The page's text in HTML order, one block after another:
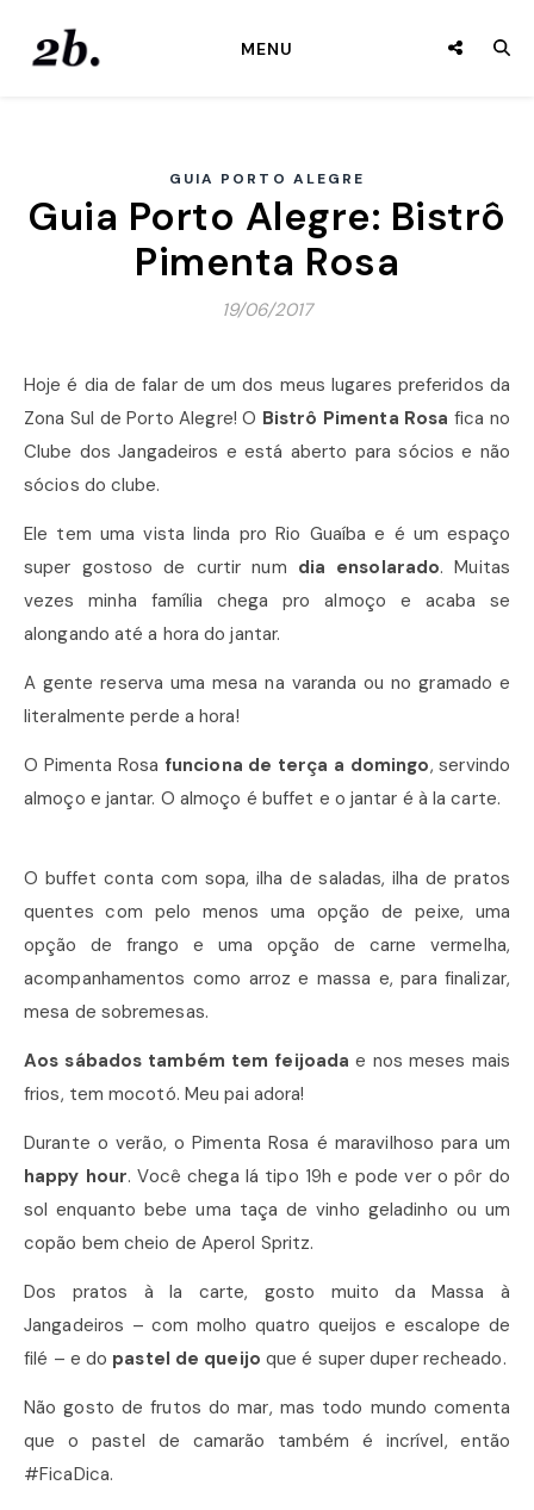
MENU
GUIA PORTO ALEGRE
Guia Porto Alegre: Bistrô
Pimenta Rosa
19/06/2017
Hoje é dia de falar de um dos meus lugares preferidos da
Zona Sul de Porto Alegre! O Bistrô Pimenta Rosa fica no
Clube dos Jangadeiros e está aberto para sócios e não
sócios do clube.
Ele tem uma vista linda pro Rio Guaíba e é um espaço
super gostoso de curtir num dia ensolarado. Muitas
vezes minha família chega pro almoço e acaba se
alongando até a hora do jantar.
A gente reserva uma mesa na varanda ou no gramado e
literalmente perde a hora!
O Pimenta Rosa funciona de terça a domingo, servindo
almoço e jantar. O almoço é buffet e o jantar é à la carte.
O buffet conta com sopa, ilha de saladas, ilha de pratos
quentes com pelo menos uma opção de peixe, uma
opção de frango e uma opção de carne vermelha,
acompanhamentos como arroz e massa e, para finalizar,
mesa de sobremesas.
Aos sábados também tem feijoada e nos meses mais
frios, tem mocotó. Meu pai adora!
Durante o verão, o Pimenta Rosa é maravilhoso para um
happy hour. Você chega lá tipo 19h e pode ver o pôr do
sol enquanto bebe uma taça de vinho geladinho ou um
copão bem cheio de Aperol Spritz.
Dos pratos à la carte, gosto muito da Massa à
Jangadeiros – com molho quatro queijos e escalope de
filé – e do pastel de queijo que é super duper recheado.
Não gosto de frutos do mar, mas todo mundo comenta
que o pastel de camarão também é incrível, então
#FicaDica.